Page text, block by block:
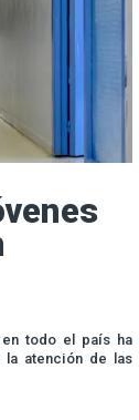
todo el país ha
la atención de las